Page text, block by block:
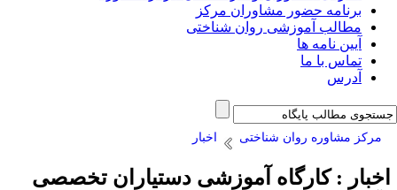
برنامه حضور مشاوران مرکز
مطالب آموزشی روان شناختی
آیین نامه ها
تماس با ما
آدرس
مرکز مشاوره روان شناختی اخبار
: کارگاه آموزشی دستیاران تخصصی